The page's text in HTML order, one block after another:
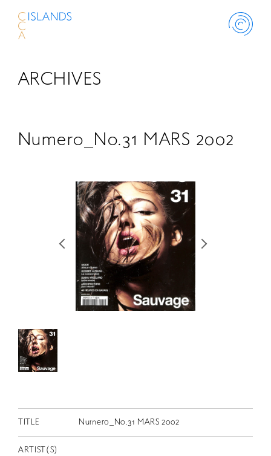
ABOUT
SCHOLARSHIP
RETRACE
コンサート
出演者
出版物
動画
ARCHIVES
Numero_No.31 MARS 2002
TITLE Numero_No.31 MARS 2002
ARTIST(S)